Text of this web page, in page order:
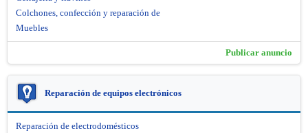
Colchones, confección y reparación de
Muebles
Publicar anuncio
Reparación de equipos electrónicos
Reparación de electrodomésticos